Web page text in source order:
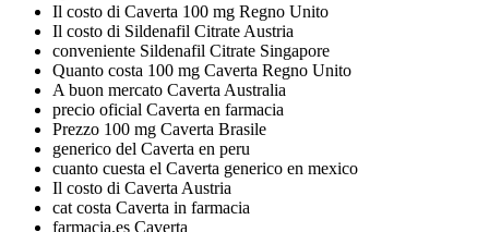
Il costo di Caverta 100 mg Regno Unito
Il costo di Sildenafil Citrate Austria
conveniente Sildenafil Citrate Singapore
Quanto costa 100 mg Caverta Regno Unito
A buon mercato Caverta Australia
precio oficial Caverta en farmacia
Prezzo 100 mg Caverta Brasile
generico del Caverta en peru
cuanto cuesta el Caverta generico en mexico
Il costo di Caverta Austria
cat costa Caverta in farmacia
farmacia.es Caverta